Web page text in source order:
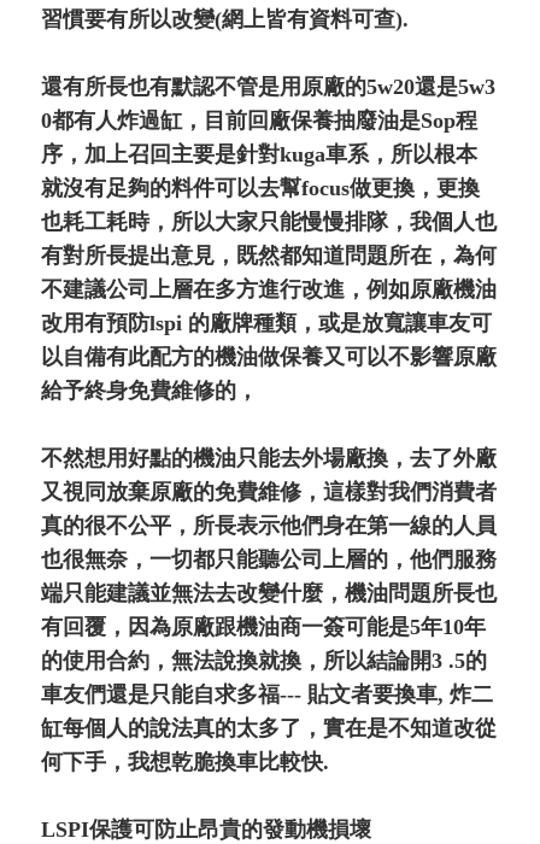
習慣要有所以改變(網上皆有資料可查).
還有所長也有默認不管是用原廠的5w20還是5w3
0都有人炸過缸，目前回廠保養抽廢油是Sop程
序，加上召回主要是針對kuga車系，所以根本
就沒有足夠的料件可以去幫focus做更換，更換
也耗工耗時，所以大家只能慢慢排隊，我個人也
有對所長提出意見，既然都知道問題所在，為何
不建議公司上層在多方進行改進，例如原廠機油
改用有預防lspi 的廠牌種類，或是放寬讓車友可
以自備有此配方的機油做保養又可以不影響原廠
給予終身免費維修的，
不然想用好點的機油只能去外場廠換，去了外廠
又視同放棄原廠的免費維修，這樣對我們消費者
真的很不公平，所長表示他們身在第一線的人員
也很無奈，一切都只能聽公司上層的，他們服務
端只能建議並無法去改變什麼，機油問題所長也
有回覆，因為原廠跟機油商一簽可能是5年10年
的使用合約，無法說換就換，所以結論開3 .5的
車友們還是只能自求多福--- 貼文者要換車, 炸二
缸每個人的說法真的太多了，實在是不知道改從
何下手，我想乾脆換車比較快.
LSPI保護可防止昂貴的發動機損壞